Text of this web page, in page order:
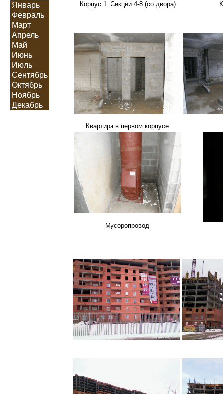
Квартира в первом корпусе
Мусоропровод
Корпус 1. Секции 4-8 (со двора)